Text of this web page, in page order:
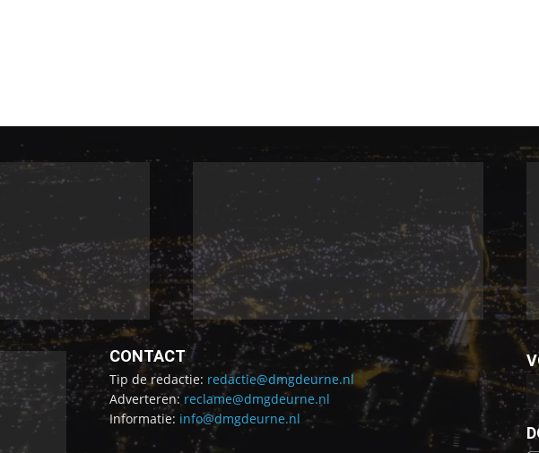
CONTACT
Tip de redactie: redactie@dmgdeurne.nl
Adverteren: reclame@dmgdeurne.nl
Informatie: info@dmgdeurne.nl